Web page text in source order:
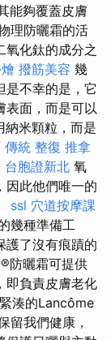
能夠覆蓋皮膚
理防曬霜的活
氧化鈦的成分之
撥筋美容 幾
是不幸的是，它
表面，而是可以
納米顆粒，而是
傳統 整復 推拿
台胞證新北 氧
因此他們唯一的
ssl 穴道按摩課
幾種準備工
護了沒有痕蹟的
防曬霜可提供
即負責皮膚老化
湊的Lancôme
留我們健康，